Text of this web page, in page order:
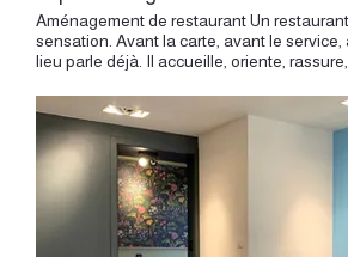
Aménagement de restaurant Un restaurant commence par une sensation. Avant la carte, avant le service, avant l’assiette, le lieu parle déjà. Il accueille, oriente, rassure, intrigue ou invite à rester. La lumière, les volumes, les matières, les sons, les distances entre les tables, la position du comptoir, le confort des assises et le rythme du parcours construisent une expérience complète. L’architecture intérieure donne à cette expérience une forme précise. Elle traduit une cuisine, une identité, une ambiance et une manière de recevoir dans un espace cohérent. Aménager un restaurant, c’est concevoir un lieu vivant, capable de servir le travail des équipes et le plaisir des clients. Concevoir un restaurant où l’espace participe à l’expérience client demande de relier l’identité du lieu, le confort des assises, la fluidité du service, la lumière, les matières et la perception globale du repas. Comprendre l’identité du restaurant Chaque restaurant porte une intention. Un bistrot de quartier, une table gastronomique, un bar à cocktails, une brasserie contemporaine, un lieu de dégustation, un restaurant familial ou une adresse plus confidentielle appellent des réponses différentes. L’identité du lieu se construit avec plusieurs éléments : la cuisine proposée, le rythme du service, la clientèle, le quartier, l’histoire du local, la personnalité du restaurateur et l’atmosphère recherchée. Cette identité doit se lire dans l’espace. Elle peut apparaître dans une matière, une couleur, un éclairage, une assise, un comptoir, un détail de mobilier, une façade, une signalétique ou une mise en scène de la cuisine. L’architecture intérieure transforme cette identité en expérience sensible. Lire le lieu avant de dessiner Un projet de restaurant commence par l’observation du lieu. Les phases APS et APD permettent ensuite de transformer cette lecture du local en hypothèses d’aménagement, en plans, en choix de matières et en premières réponses techniques. La façade, la vitrine, l’entrée, la hauteur sous plafond, la profondeur de la salle, la position de la cuisine, les accès techniques, les vues, les murs, les sols, les réseaux et les contraintes existantes orientent immédiatement le projet. Certains lieux possèdent déjà une présence forte : mur en pierre, plafond ancien, structure métallique, grande baie, sol existant, volume atypique, comptoir à conserver, perspective vers la cuisine. Ces éléments deviennent des points d’appui. Le projet gagne en justesse lorsqu’il prend appui sur le caractère du lieu. Il peut révéler une matière, organiser une circulation, donner de la profondeur ou créer un point d’ancrage dès l’entrée. Concevoir le parcours client L’expérience d’un restaurant commence par le parcours. Depuis la rue, le client perçoit une façade, une lumière, une ambiance. Puis il entre, se repère, attend parfois, traverse la salle, rejoint sa table, découvre le lieu, observe les détails, s’installe et vit le moment du repas. Chaque étape mérite une attention précise. L’entrée doit être lisible. L’accueil doit trouver sa place. Le passage vers la salle doit être fluide. Les tables doivent être accessibles. Les circulations doivent accompagner le service avec naturel. Le parcours client doit créer une forme d’évidence. Concevoir l’expérience client et le parcours dans un restaurant permet de penser chaque étape, depuis la rue jusqu’à la table, avec une attention portée à l’accueil, aux circulations et aux points de repère. Un restaurant agréable se comprend rapidement. Le corps circule facilement, le regard trouve des repères, l’ambiance accompagne le moment. Organiser la salle La salle forme le cœur visible du restaurant. Elle accueille les clients, porte l’ambiance et donne le rythme du repas. Son plan doit équilibrer plusieurs dimensions : confort, capacité, intimité, circulation, acoustique, lumière et relation au service. La disposition des tables influence directement l’expérience. Des tables très rapprochées créent une ambiance vivante et urbaine. Des espacements plus généreux apportent une sensation plus calme et plus confortable. Des banquettes peuvent structurer les murs. Des tables rondes favorisent l’échange. Des assises différentes peuvent créer plusieurs atmosphères dans une même salle. Le plan doit aussi tenir compte du travail des équipes. Les passages entre les tables, l’accès à la cuisine, la position du comptoir, la circulation vers les sanitaires et les zones de service doivent former un ensemble fluide. Donner une place au comptoir Le comptoir est souvent un élément central. Il peut accueillir, servir, orienter, exposer, créer une relation directe avec les clients ou structurer la salle. Dans un bar à cocktails, il devient parfois la scène principale. Dans un restaurant, il peut servir de transition entre l’entrée, la salle et le service. Son dessin doit être très précis. Hauteur, profondeur, éclairage, matériaux, rangements, zones techniques, assises, vues et détails d’usage doivent être pensés ensemble. Le comptoir possède une forte présence architecturale. Il peut incarner l’identité du lieu par une matière, une couleur, une forme ou une lumière. Bien placé, il donne au restaurant un point d’ancrage immédiat. Travailler la lumière La lumière transforme l’expérience du repas. Elle accompagne l’entrée dans le lieu, met en valeur les matières, révèle les tables, guide les circulations et donne une ambiance différente selon les moments de la journée. Dans un restaurant, l’éclairage doit être pensé par couches. Une lumière générale donne une base. Des suspensions marquent les tables. Des appliques adoucissent les murs. Des éclairages intégrés valorisent le comptoir, les niches, la cave, les banquettes ou les œuvres. Une lumière plus basse peut créer une ambiance intime en soirée. La température de lumière joue aussi un rôle important. Une lumière chaude rend le lieu plus accueillant. Une intensité bien réglée valorise les plats, les visages et les matières. Une lumière trop uniforme peut aplatir l’espace. Une composition lumineuse donne du relief et du rythme. Choisir les matières Les matières donnent au restaurant sa présence. Bois, pierre, métal, cuir, tissu, enduit, carrelage, béton ciré, terrazzo, verre texturé ou laiton participent à l’identité du lieu. Elles influencent aussi le confort, l’acoustique, l’entretien et la durabilité. Le choix des matières doit être lié aux usages. Un sol doit résister aux passages répétés. Un comptoir doit supporter le service, les verres, les gestes et les nettoyages quotidiens. Une banquette doit être confortable et robuste. Un mur texturé peut donner de la profondeur. Un textile peut adoucir l’acoustique. La matière doit être